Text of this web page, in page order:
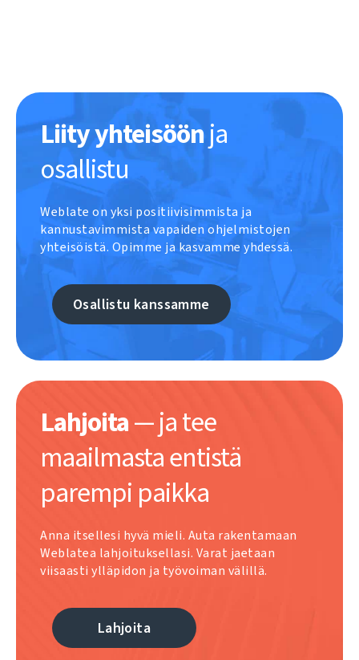
Liity yhteisöönja
osallistu
Weblate on yksi positiivisimmista ja
kannustavimmista vapaiden ohjelmistojen
yhteisöistä. Opimme ja kasvamme yhdessä.
Osallistu kanssamme
Lahjoita— ja tee
maailmasta entistä
parempi paikka
Anna itsellesi hyvä mieli. Auta rakentamaan
Weblatea lahjoituksellasi. Varat jaetaan
viisaasti ylläpidon ja työvoiman välillä.
Lahjoita